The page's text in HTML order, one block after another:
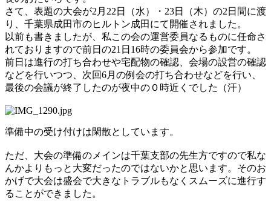
さて、表題の大会が2月 22日（水）・ 23日（木）の2日間に渡
り、千葉県成田市のヒルトン成田にて開催されました。
以前も書きましたが、私この会の運営委員なるものに任命さ
れておりますので前日の21 日 16時の委員会から参加です。
前日は進行の打ち合わせや宅配物の確認、会場の設営の確認
などを行いつつ、次回6月の例会の打ち合わせなどを行い、
最後の会議が終了したのが夜中の０時近くでした（汗）
準備中の受け付けは閑散としています。
ただ、大会の準備のメインは千葉支部の先生方ですので私な
んかよりもっと大変だったのではないかと思います。そのお
かげで大会は盛会で大きなトラブルもなくスムーズに進行す
ることができました。